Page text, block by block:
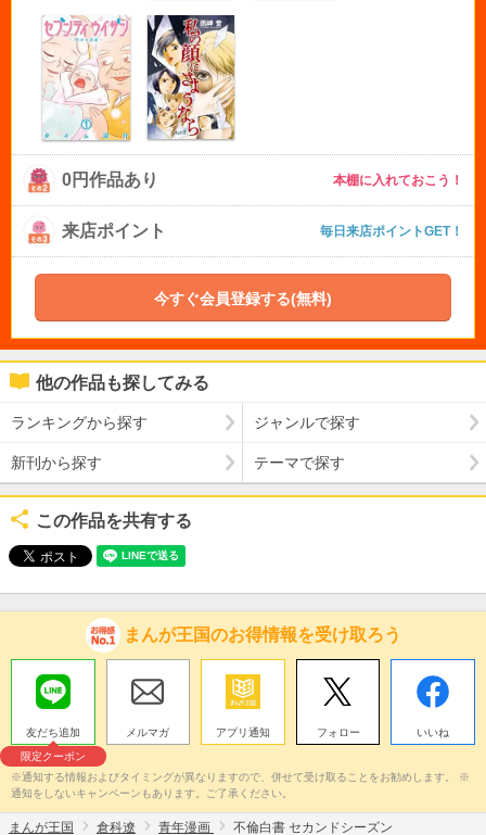
0円作品あり 本棚に入れておこう！
来店ポイント 毎日来店ポイントGET！
今すぐ会員登録する(無料)
他の作品も探してみる
ランキングから探す ジャンルで探す
新刊から探す テーマで探す
この作品を共有する
まんが王国のお得情報を受け取ろう
友だち追加
限定クーポン
メルマガ アプリ通知 フォロー いいね
※通知する情報およびタイミングが異なりますので、併せて受け取ることをお勧めします。 ※
通知をしないキャンペーンもあります。ご了承ください。
まんが王国 倉科遼 青年漫画 不倫白書 セカンドシーズン